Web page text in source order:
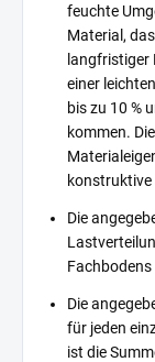
feuchte
Material,
langfristiger
einer
bis zu 10 %
kommen.
Die
Die
für jeden
ist die